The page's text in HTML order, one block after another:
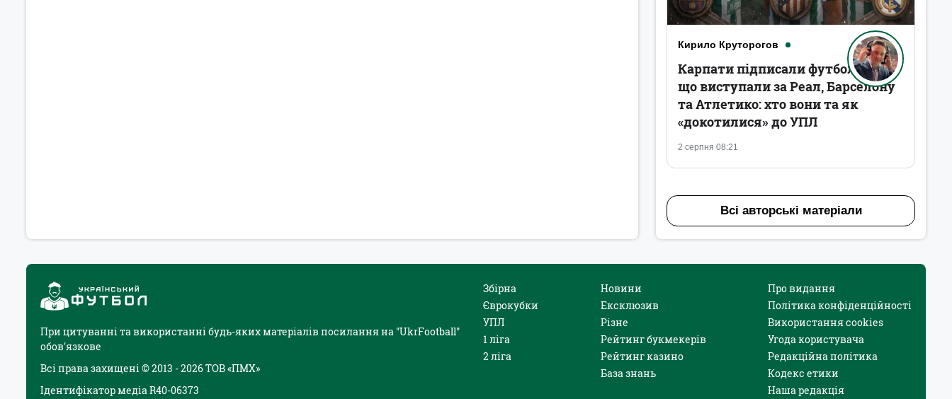
Кирило Круторогов
2 серпня 08:21
Карпати підписали футболістів,
що виступали за Реал, Барселону
та Атлетико: хто вони та як
«докотилися» до УПЛ
Всі авторські матеріали
При цитуванні та використанні будь-яких матеріалів посилання на "UkrFootball"
обов'язкове
Всі права захищені © 2013 - 2026 ТОВ «ПМХ»
Ідентифікатор медіа R40-06373
Збірна
Єврокубки
УПЛ
1 ліга
2 ліга
Новини
Ексклюзив
Різне
Рейтинг букмекерів
Рейтинг казино
База знань
Про видання
Політика конфіденційності
Використання cookies
Угода користувача
Редакційна політика
Кодекс етики
Наша редакція